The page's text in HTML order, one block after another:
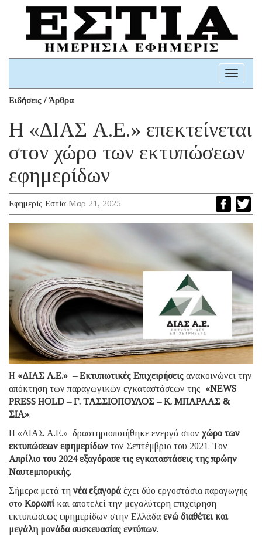
Toggle
Ειδήσεις / Άρθρα
Η «ΔΙΑΣ Α.Ε.» επεκτείνεται
στον χώρο των εκτυπώσεων
εφημερίδων
Εφημερίς Εστία Μαρ 21, 2025
Η «ΔΙΑΣ Α.Ε.» – Eκτυπωτικές Επιχειρήσεις ανακοινώνει την
απόκτηση των παραγωγικών εγκαταστάσεων της «NEWS
PRESS HOLD – Γ. ΤΑΣΣΙΟΠΟΥΛΟΣ – Κ. ΜΠΑΡΛΑΣ &
ΣΙΑ».
Η «ΔΙΑΣ Α.Ε.» δραστηριοποιήθηκε ενεργά στον χώρο των
εκτυπώσεων εφημερίδων τον Σεπτέμβριο του 2021. Τον
Απρίλιο του 2024 εξαγόρασε τις εγκαταστάσεις της πρώην
Ναυτεμπορικής.
Σήμερα μετά τη νέα εξαγορά έχει δύο εργοστάσια παραγωγής
στο Κορωπί και αποτελεί την μεγαλύτερη επιχείρηση
εκτυπώσεως εφημερίδων στην Ελλάδα ενώ διαθέτει και
μεγάλη μονάδα συσκευασίας εντύπων.